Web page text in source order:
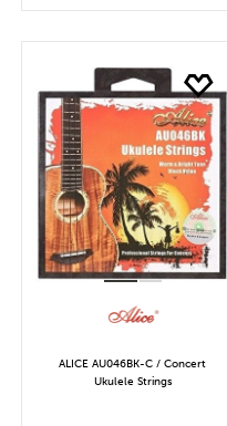
ALICE AU046BK-C / Concert
Ukulele Strings